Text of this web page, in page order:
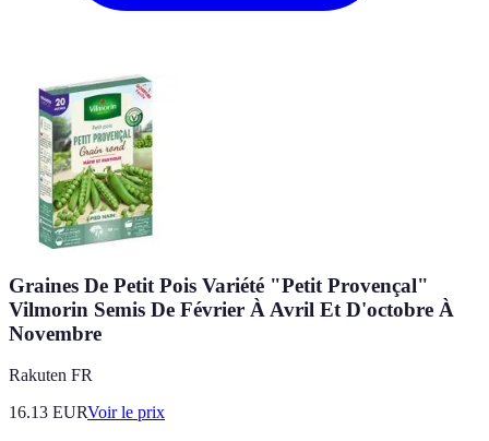
Graines De Petit Pois Variété "Petit Provençal"
Vilmorin Semis De Février À Avril Et D'octobre À
Novembre
Rakuten FR
16.13 EURVoir le prix